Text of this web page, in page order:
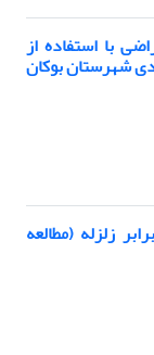
با استفاده از
شهرستان بوکان
زلزله (مطالعه